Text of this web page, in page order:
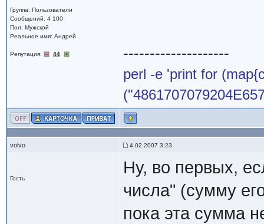
Группа: Пользователи
Сообщений: 4 100
Пол: Мужской
Реальное имя: Андрей
Репутация: 44 --------------------
perl -e 'print for
volvo 4.02.2007 3:23
Гость
Ну, во первых,
числа" (сумму
пока эта сумма